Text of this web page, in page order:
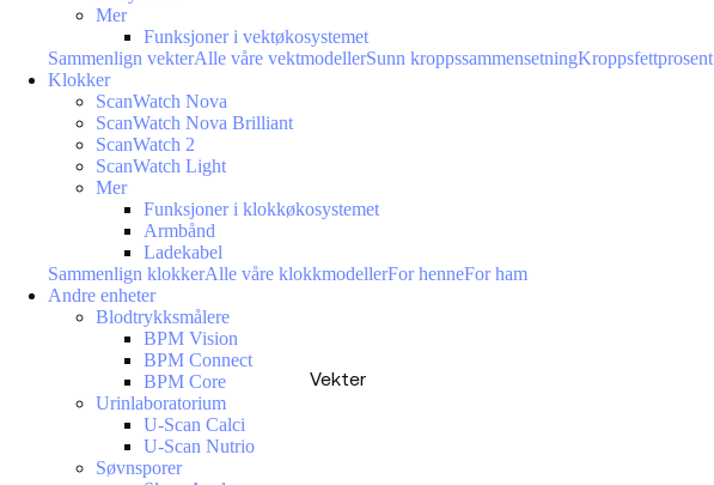
Vekter
Mer
Funksjoner i vektøkosystemet
Sammenlign vekterAlle våre vektmodellerSunn kroppssammensetningKroppsfettprosent
Klokker
ScanWatch Nova
ScanWatch Nova Brilliant
ScanWatch 2
ScanWatch Light
Mer
Funksjoner i klokkøkosystemet
Armbånd
Ladekabel
Sammenlign klokkerAlle våre klokkmodellerFor henneFor ham
Andre enheter
Blodtrykksmålere
BPM Vision
BPM Connect
BPM Core
Urinlaboratorium
U-Scan Calci
U-Scan Nutrio
Søvnsporer